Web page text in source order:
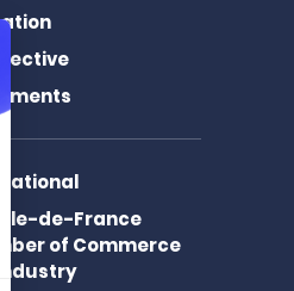
Ile-de-France
of Commerce
Industry